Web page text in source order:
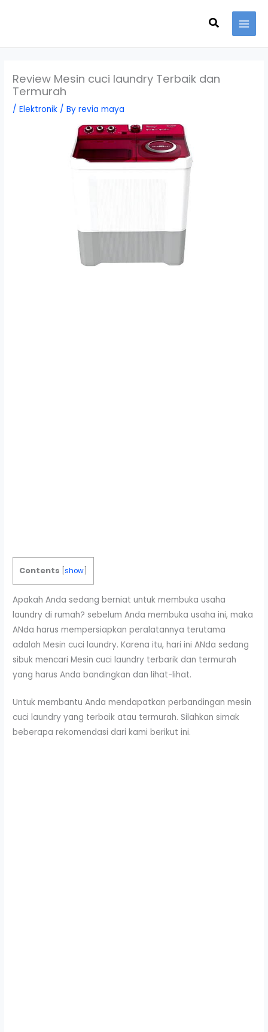
Search
Review Mesin cuci laundry Terbaik dan
Termurah
/Elektronik / Byrevia maya
Contents [show
Apakah Anda sedang berniat untuk membuka usaha
laundry di rumah? sebelum Anda membuka usaha ini, maka
ANda harus mempersiapkan peralatannya terutama
adalah Mesin cuci laundry. Karena itu, hari ini ANda sedang
sibuk mencari Mesin cuci laundry terbarik dan termurah
yang harus Anda bandingkan dan lihat-lihat.
Untuk membantu Anda mendapatkan perbandingan mesin
cuci laundry yang terbaik atau termurah. Silahkan simak
beberapa rekomendasi dari kami berikut ini.